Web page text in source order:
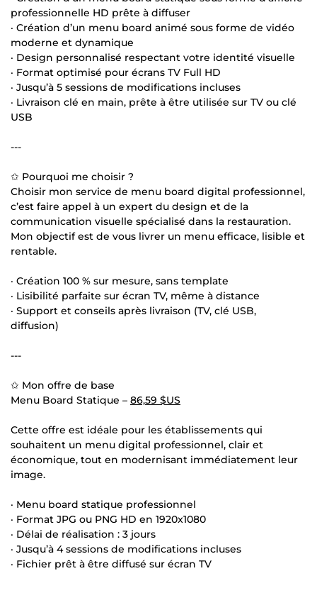
professionnelle HD prête à diffuser
· Création d’un menu board animé sous forme de vidéo
moderne et dynamique
· Design personnalisé respectant votre identité visuelle
· Format optimisé pour écrans TV Full HD
· Jusqu’à 5 sessions de modifications incluses
· Livraison clé en main, prête à être utilisée sur TV ou clé
USB
---
✩ Pourquoi me choisir ?
Choisir mon service de menu board digital professionnel,
c’est faire appel à un expert du design et de la
communication visuelle spécialisé dans la restauration.
Mon objectif est de vous livrer un menu efficace, lisible et
rentable.
· Création 100 % sur mesure, sans template
· Lisibilité parfaite sur écran TV, même à distance
· Support et conseils après livraison (TV, clé USB,
diffusion)
---
✩ Mon offre de base
Menu Board Statique – 86,59 $US
Cette offre est idéale pour les établissements qui
souhaitent un menu digital professionnel, clair et
économique, tout en modernisant immédiatement leur
image.
· Menu board statique professionnel
· Format JPG ou PNG HD en 1920x1080
· Délai de réalisation : 3 jours
· Jusqu’à 4 sessions de modifications incluses
· Fichier prêt à être diffusé sur écran TV